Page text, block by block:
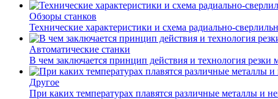
Обзоры станков
Технические характеристики и схема радиально-
Автоматические станки
В чем заключается принцип действия и технология резки
Другое
При каких температурах плавятся различные металлы и